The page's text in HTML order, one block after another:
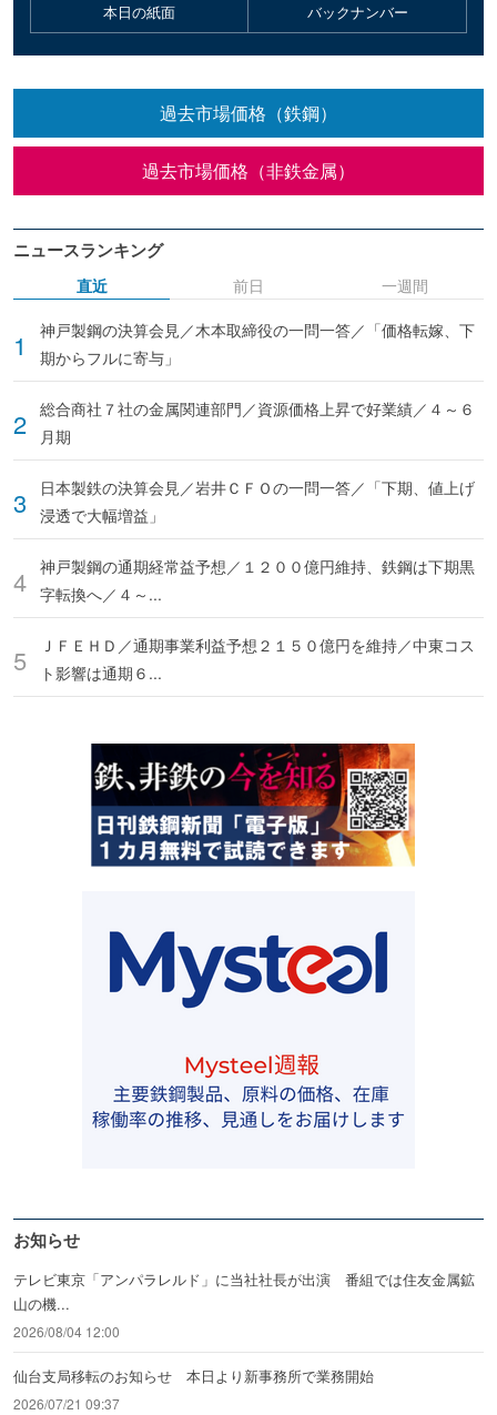
本日の紙面 バックナンバー
過去市場価格（鉄鋼）
過去市場価格（非鉄金属）
ニュースランキング
直近
神戸製鋼の決算会見／木本取締役の一問一答／「価格転嫁、下
期からフルに寄与」
総合商社７社の金属関連部門／資源価格上昇で好業績／４～６
月期
日本製鉄の決算会見／岩井ＣＦＯの一問一答／「下期、値上げ
浸透で大幅増益」
神戸製鋼の通期経常益予想／１２００億円維持、鉄鋼は下期黒
字転換へ／４～...
ＪＦＥＨＤ／通期事業利益予想２１５０億円を維持／中東コス
ト影響は通期６...
前日 一週間
お知らせ
テレビ東京「アンパラレルド」に当社社長が出演 番組では住友金属鉱
山の機...
2026/08/04 12:00
仙台支局移転のお知らせ 本日より新事務所で業務開始
2026/07/21 09:37